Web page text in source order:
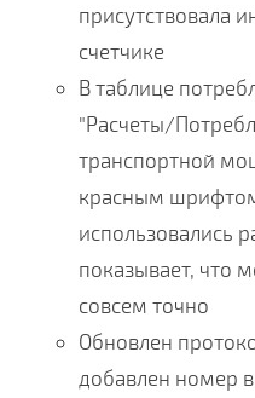
присутствовала
счетчике
В таблице
"Расчеты/
транспортной
красным
использовались
показывает, что
совсем точно
Обновлен
добавлен номер